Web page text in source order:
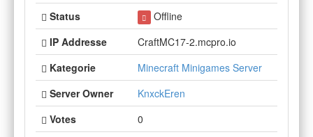
Status
Offline
IP Addresse
CraftMC17-2.mcpro.io
Kategorie
Minecraft Minigames Server
Server Owner
KnxckEren
Votes
0